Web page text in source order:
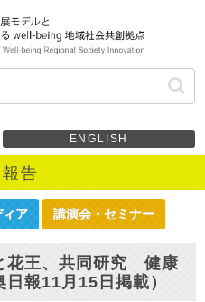
ENGLISH
告
ィア 講演会・セミナー
花王、共同研究 健康
報11月15日掲載）